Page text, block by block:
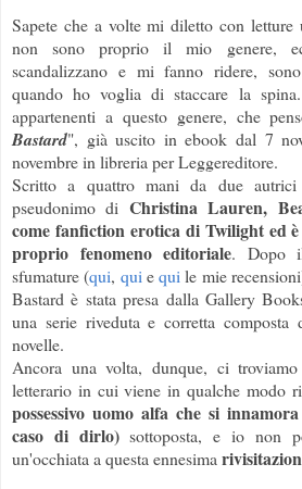
Sapete che a volte mi diletto con letture
non sono proprio il mio genere,
scandalizzano e mi fanno ridere,
quando ho voglia di staccare la
appartenenti a questo genere, che
Bastard", già uscito in ebook dal 7
novembre in libreria per Leggereditore.
Scritto a quattro mani da due
pseudonimo di Christina Lauren,
come fanfiction erotica di Twilight ed
proprio fenomeno editoriale. Dopo
sfumature (qui, qui equile mie
Bastard è stata presa dalla Gallery
una serie riveduta e corretta
novelle.
Ancora una volta, dunque, ci
letterario in cui viene in qualche modo
possessivo uomo alfa che si
caso di dirlo)sottoposta, e io non
un'occhiata a questa ennesima